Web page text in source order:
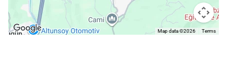
Map data ©2026 Terms